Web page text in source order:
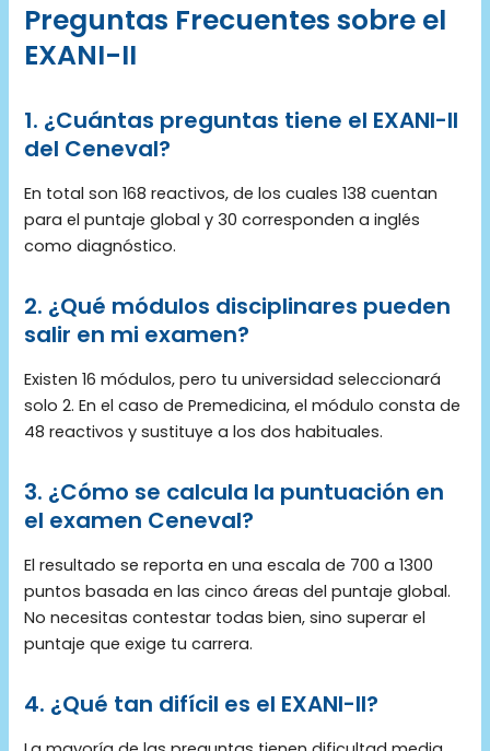
Preguntas Frecuentes sobre el
EXANI-II
1. ¿Cuántas preguntas tiene el EXANI-II
del Ceneval?
En total son 168 reactivos, de los cuales 138 cuentan
para el puntaje global y 30 corresponden a inglés
como diagnóstico.
2. ¿Qué módulos disciplinares pueden
salir en mi examen?
Existen 16 módulos, pero tu universidad seleccionará
solo 2. En el caso de Premedicina, el módulo consta de
48 reactivos y sustituye a los dos habituales.
3. ¿Cómo se calcula la puntuación en
el examen Ceneval?
El resultado se reporta en una escala de 700 a 1300
puntos basada en las cinco áreas del puntaje global.
No necesitas contestar todas bien, sino superar el
puntaje que exige tu carrera.
4. ¿Qué tan difícil es el EXANI-II?